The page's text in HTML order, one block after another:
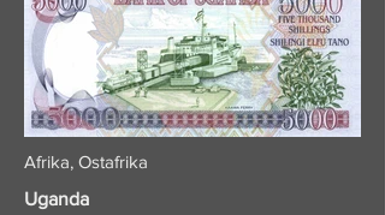
Afrika, Ostafrika
Uganda